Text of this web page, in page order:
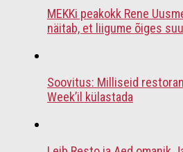
MEKKi peakokk Rene
näitab, et liigume õiges
Soovitus: Milliseid
Week’il külastada